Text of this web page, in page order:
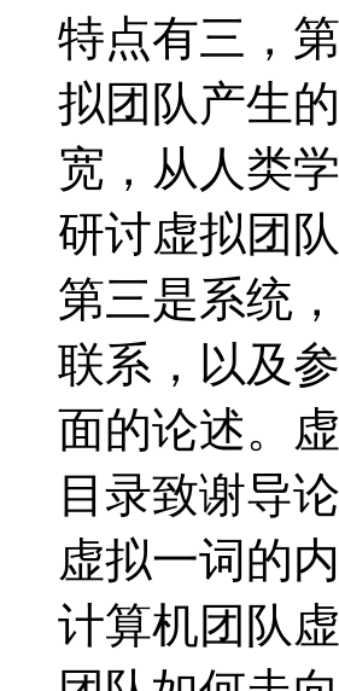
特点有三，
拟团队产生
宽，从人类
研讨虚拟团
第三是系统
联系，以及
面的论述。
目录致谢导
虚拟一词的
计算机团队